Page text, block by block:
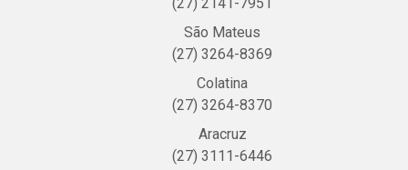
São Mateus
(27) 3264-8369
Colatina
(27) 3264-8370
Aracruz
(27) 3111-6446